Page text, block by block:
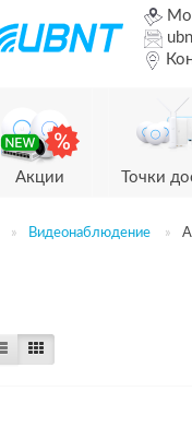
Акции Точки
Видеонаблюдение